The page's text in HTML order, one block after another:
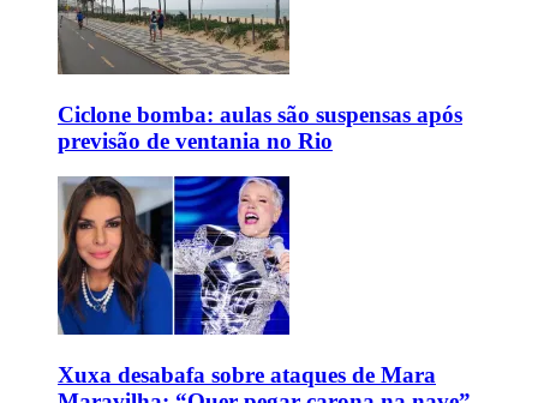
Ciclone bomba: aulas são suspensas após
previsão de ventania no Rio
Xuxa desabafa sobre ataques de Mara